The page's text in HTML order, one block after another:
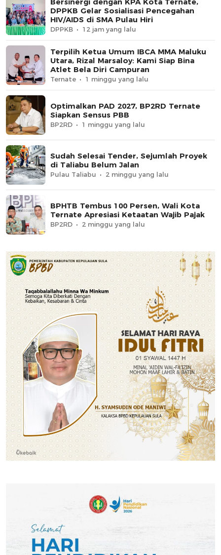
DPPKB Gelar Sosialisasi Pencegahan
HIV/AIDS di SMA Pulau Hiri
DPPKB 12 jam yang lalu
Terpilih Ketua Umum IBCA MMA Maluku
Utara, Rizal Marsaloy: Kami Siap Bina
Atlet Bela Diri Campuran
Ternate 1 minggu yang lalu
Optimalkan PAD 2027, BP2RD Ternate
Siapkan Sensus PBB
BP2RD 1 minggu yang lalu
Sudah Selesai Tender, Sejumlah Proyek
di Taliabu Belum Jalan
Pulau Taliabu 2 minggu yang lalu
BPHTB Tembus 100 Persen, Wali Kota
Ternate Apresiasi Ketaatan Wajib Pajak
BP2RD 2 minggu yang lalu